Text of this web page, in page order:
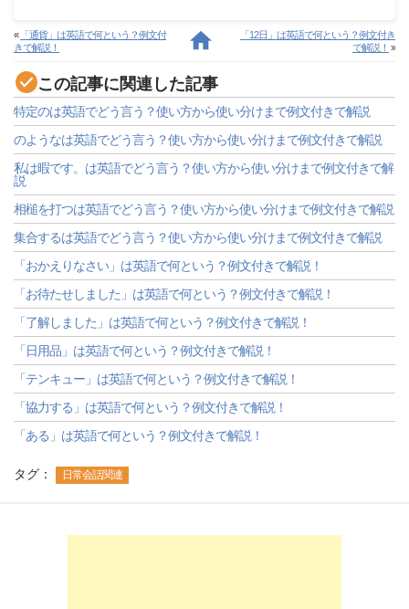
« 「通貨」は英語で何という？例文付
きで解説！
「12日」は英語で何という？例文付き
で解説！ »
この記事に関連した記事
特定のは英語でどう言う？使い方から使い分けまで例文付きで解説
のようなは英語でどう言う？使い方から使い分けまで例文付きで解説
私は暇です。は英語でどう言う？使い方から使い分けまで例文付きで解
説
相槌を打つは英語でどう言う？使い方から使い分けまで例文付きで解説
集合するは英語でどう言う？使い方から使い分けまで例文付きで解説
「おかえりなさい」は英語で何という？例文付きで解説！
「お待たせしました」は英語で何という？例文付きで解説！
「了解しました」は英語で何という？例文付きで解説！
「日用品」は英語で何という？例文付きで解説！
「テンキュー」は英語で何という？例文付きで解説！
「協力する」は英語で何という？例文付きで解説！
「ある」は英語で何という？例文付きで解説！
タグ： 日常会話関連